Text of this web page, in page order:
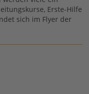
Erste-Hilfe
sich im Flyer der